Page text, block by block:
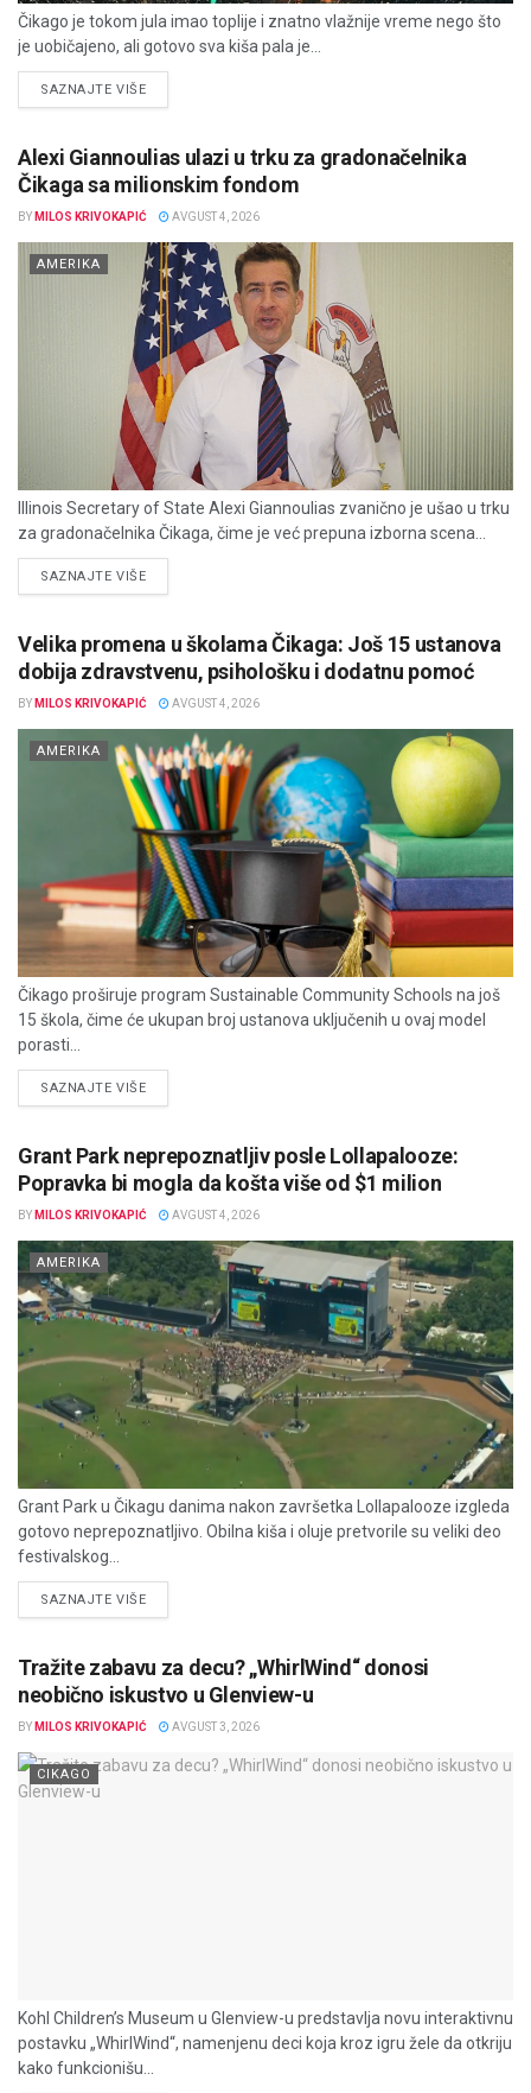
Čikago je tokom jula imao toplije i znatno vlažnije vreme nego što
je uobičajeno, ali gotovo sva kiša pala je...
SAZNAJTE VIŠEDETAILS
Alexi Giannoulias ulazi u trku za gradonačelnika
Čikaga sa milionskim fondom
BY MILOS KRIVOKAPIĆ AVGUST 4, 2026
AMERIKA
Illinois Secretary of State Alexi Giannoulias zvanično je ušao u trku
za gradonačelnika Čikaga, čime je već prepuna izborna scena...
SAZNAJTE VIŠEDETAILS
Velika promena u školama Čikaga: Još 15 ustanova
dobija zdravstvenu, psihološku i dodatnu pomoć
BY MILOS KRIVOKAPIĆ AVGUST 4, 2026
AMERIKA
Čikago proširuje program Sustainable Community Schools na još
15 škola, čime će ukupan broj ustanova uključenih u ovaj model
porasti...
SAZNAJTE VIŠEDETAILS
Grant Park neprepoznatljiv posle Lollapalooze:
Popravka bi mogla da košta više od $1 milion
BY MILOS KRIVOKAPIĆ AVGUST 4, 2026
AMERIKA
Grant Park u Čikagu danima nakon završetka Lollapalooze izgleda
gotovo neprepoznatljivo. Obilna kiša i oluje pretvorile su veliki deo
festivalskog...
SAZNAJTE VIŠEDETAILS
Tražite zabavu za decu? „WhirlWind“ donosi
neobično iskustvo u Glenview-u
BY MILOS KRIVOKAPIĆ AVGUST 3, 2026
CIKAGO
Kohl Children’s Museum u Glenview-u predstavlja novu interaktivnu
postavku „WhirlWind“, namenjenu deci koja kroz igru žele da otkriju
kako funkcionišu...